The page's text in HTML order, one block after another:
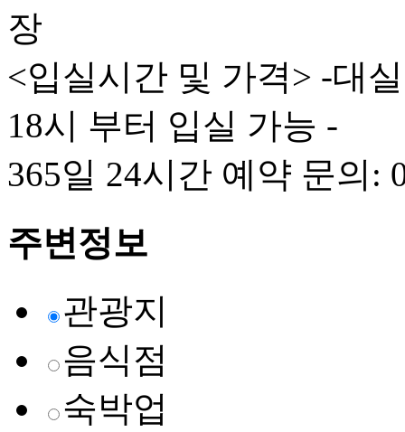
장
<입실시간 및 가격> -대
18시 부터 입실 가능 -
365일 24시간 예약 문의:
주변정보
관광지
음식점
숙박업